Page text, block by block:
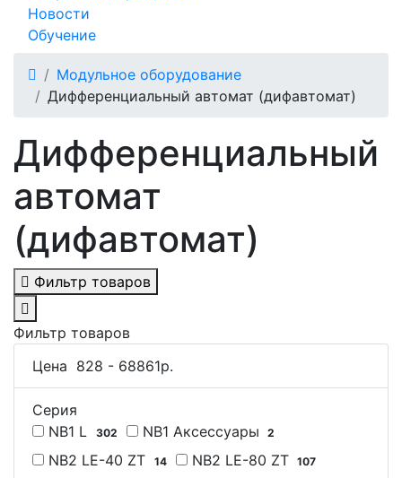
Новости
Обучение
Модульное оборудование
Дифференциальный автомат (дифавтомат)
Дифференциальный
автомат
(дифавтомат)
Фильтр товаров
Фильтр товаров
Цена 828 - 68861р.
Серия
NB1 L
302 NB1 Аксессуары 2
NB2 LE-40 ZT 14 NB2 LE-80 ZT 107